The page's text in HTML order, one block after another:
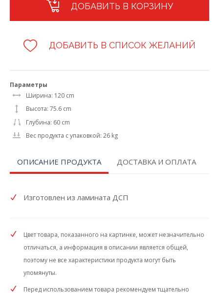
ДОБАВИТЬ В КОРЗИНУ
ДОБАВИТЬ В СПИСОК ЖЕЛАНИЙ
Параметры
Ширина: 120 cm
Высота: 75.6 cm
Глубина: 60 cm
Вес продукта с упаковкой: 26 kg
ОПИСАНИЕ ПРОДУКТА ДОСТАВКА И ОПЛАТА
Изготовлен из ламината ДСП
Цвет товара, показанного на картинке, может незначительно
отличаться, а информация в описании является общей,
поэтому не все характеристики продукта могут быть
упомянуты.
Перед использованием товара рекомендуем тщательно